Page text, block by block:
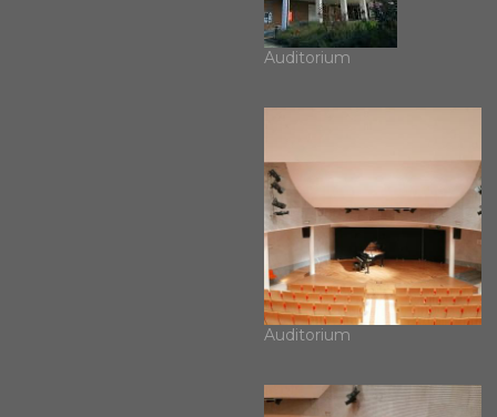
Auditorium
Auditorium